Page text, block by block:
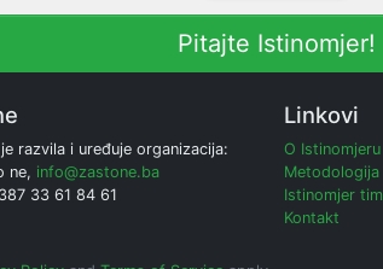
Pitajte Istinomjer!
razvila i uređuje organizacija:
ne, info@zastone.ba
33 61 84 61
Linkovi
O Istinomjeru
Metodologija
Istinomjer tim
Kontakt